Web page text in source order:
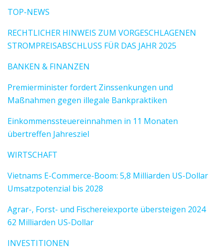
TOP-NEWS
RECHTLICHER HINWEIS ZUM VORGESCHLAGENEN
STROMPREISABSCHLUSS FÜR DAS JAHR 2025
BANKEN & FINANZEN
Premierminister fordert Zinssenkungen und
Maßnahmen gegen illegale Bankpraktiken
Einkommenssteuereinnahmen in 11 Monaten
übertreffen Jahresziel
WIRTSCHAFT
Vietnams E-Commerce-Boom: 5,8 Milliarden US-Dollar
Umsatzpotenzial bis 2028
Agrar-, Forst- und Fischereiexporte übersteigen 2024
62 Milliarden US-Dollar
INVESTITIONEN